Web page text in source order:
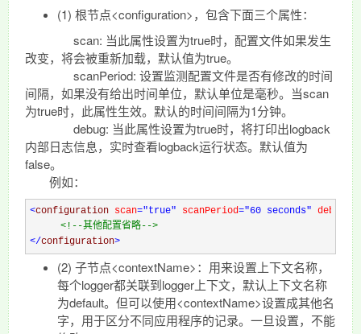
(1) 根节点<configuration>，包含下面三个属性：
scan: 当此属性设置为true时，配置文件如果发生
改变，将会被重新加载，默认值为true。
scanPeriod: 设置监测配置文件是否有修改的时间
间隔，如果没有给出时间单位，默认单位是毫秒。当scan
为true时，此属性生效。默认的时间间隔为1分钟。
debug: 当此属性设置为true时，将打印出logback
内部日志信息，实时查看logback运行状态。默认值为
false。
例如：
<configuration scan="true" scanPeriod="60 seconds" debug
<!--其他配置省略-->
</configuration>
(2) 子节点<contextName>：用来设置上下文名称，
每个logger都关联到logger上下文，默认上下文名称
为default。但可以使用<contextName>设置成其他名
字，用于区分不同应用程序的记录。一旦设置，不能